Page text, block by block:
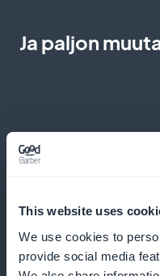
This website uses
We use cookies to
provide social media
Ja paljon
Osallistu alan
webinaareihin, joissa